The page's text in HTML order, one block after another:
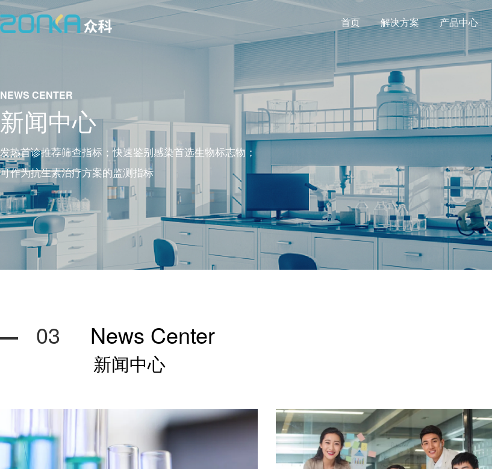
首页 解决方案 产品中心
NEWS CENTER
新闻中心
发热首诊推荐筛查指标；快速鉴别感染首选生物标志物；
可作为抗生素治疗方案的监测指标
03 News Center
新闻中心